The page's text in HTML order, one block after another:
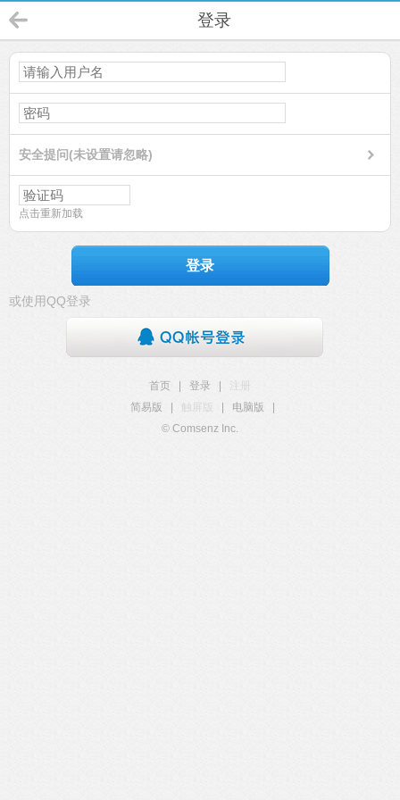
登录
安全提问(未设置请忽略)
点击重新加载
登录
或使用QQ登录
首页 登录
注册
简易版
触屏版 电脑版
© Comsenz Inc.